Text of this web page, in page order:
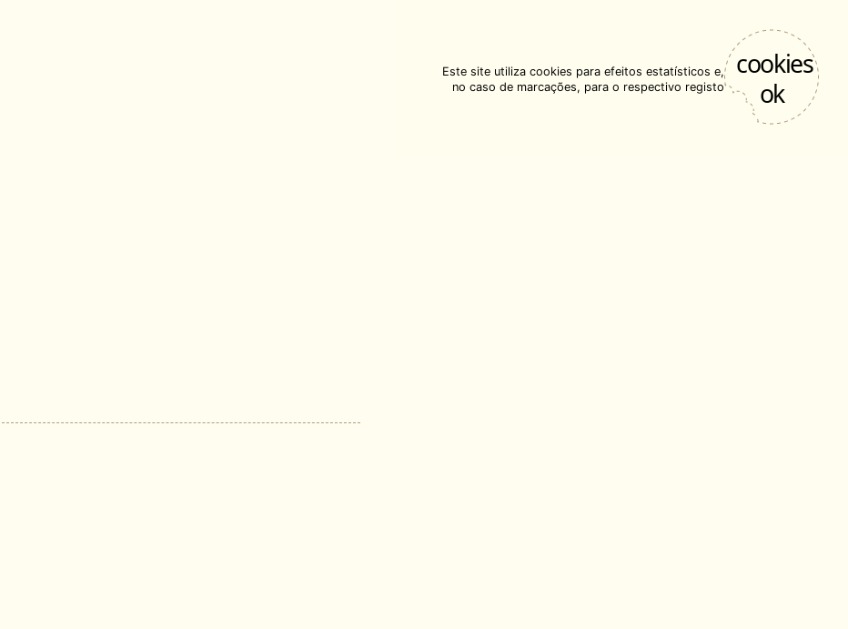
Este site utiliza cookies para efeitos estatísticos e,
no caso de marcações, para o respectivo registo